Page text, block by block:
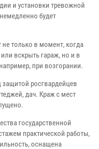
и установки тревожной
будет
не только в момент, когда
вскрыть гараж, но и в
при возгорании.
росгвардейцев
дач. Краж с мест
государственной
практической работы,
оснащена